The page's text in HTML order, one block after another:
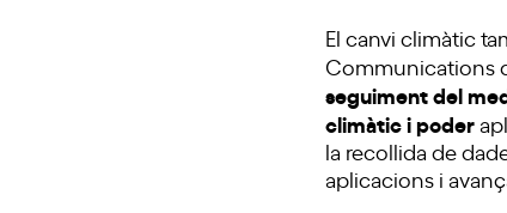
El canvi climàtic
Communications
seguiment del
climàtic i poder
la recollida de
aplicacions i